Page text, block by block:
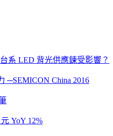
系 LED 背光供應鍊受影響？
─SEMICON China 2016
元 YoY 12%